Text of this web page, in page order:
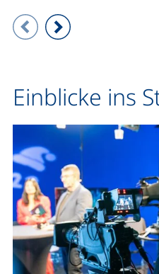
Zeigt Folie 1 von 4
Einblicke ins